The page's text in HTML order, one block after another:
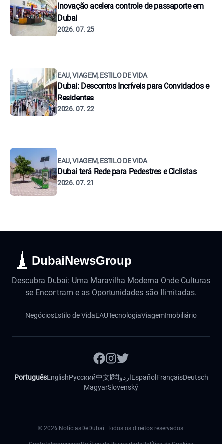
Inovação acelera controle de passaporte em
Dubai
2026. 07. 25
EAU, VIAGEM, ESTILO DE VIDA
Dubai: Descontos Incríveis para Convidados e
Residentes
2026. 07. 22
EAU, VIAGEM, ESTILO DE VIDA
Dubai terá Rede para Pedestres e Ciclistas
2026. 07. 21
DubaiNewsGroup
Descubra Dubai: Uma Maravilha Moderna Onde Culturas
se Encontram e as Oportunidades são Ilimitadas.
NegóciosEstilo de VidaEAUTecnologiaViagemImobiliário
PortuguêsEnglishРусский中文हिंदीاردوEspañol FrançaisDeutsch
MagyarSlovenský
© 2026 NotíciasDeDubai. Todos os direitos reservados.